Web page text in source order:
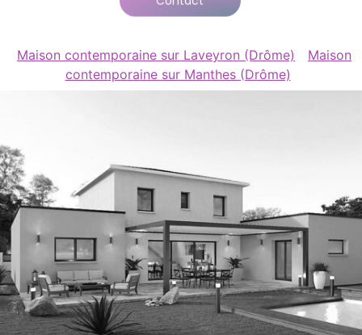
Maison contemporaine sur Laveyron (Drôme)
Maison
contemporaine sur Manthes (Drôme)